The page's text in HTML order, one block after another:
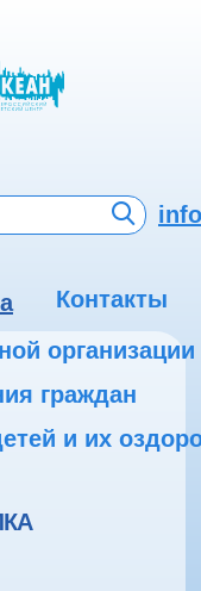
Контакты
организации
граждан
и их